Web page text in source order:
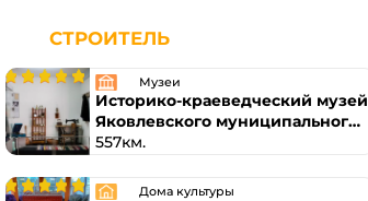
СТРОИТЕЛЬ
Музеи
Историко-краеведческий музей
Яковлевского муниципального
округа
557км.
Дома культуры